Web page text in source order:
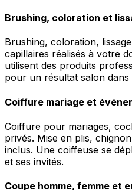
Brushing, coloration et
Brushing, coloration,
capillaires réalisés à votre
utilisent des produits
pour un résultat salon dans
Coiffure mariage et
Coiffure pour mariages,
privés. Mise en plis,
inclus. Une coiffeuse se
et ses invités.
Coupe homme, femme et